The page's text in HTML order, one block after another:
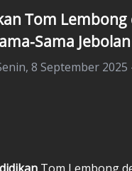
Tom
Sama
8 September 2025
Tom Lembong